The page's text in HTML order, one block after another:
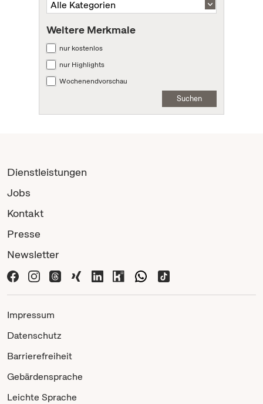
Weitere Merkmale
nur kostenlos
nur Highlights
Wochenendvorschau
Suchen
Dienstleistungen
Jobs
Kontakt
Presse
Newsletter
Impressum
Datenschutz
Barrierefreiheit
Gebärdensprache
Leichte Sprache